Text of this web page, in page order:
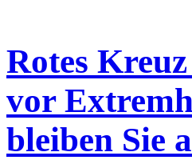
Rotes
vor
bleiben Sie